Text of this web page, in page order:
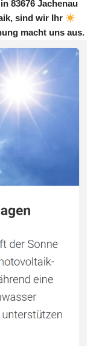
83676 Jachenau
sind wir Ihr
macht uns aus.